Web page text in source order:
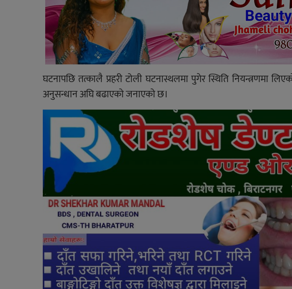
घटनापछि तत्कालै प्रहरी टोली घटनास्थलमा पुगेर स्थिति नियन्त्रणमा
अनुसन्धान अघि बढाएको जनाएको छ।